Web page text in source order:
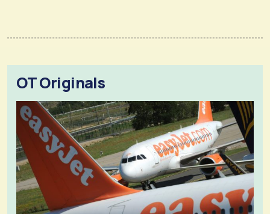
OT Originals